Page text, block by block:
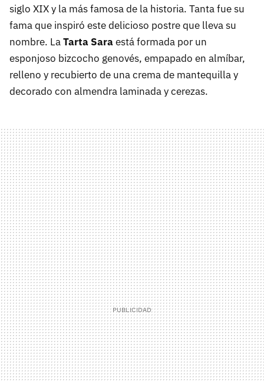
siglo XIX y la más famosa de la historia. Tanta fue su
fama que inspiró este delicioso postre que lleva su
nombre. LaTarta Saraestá formada por un
esponjoso bizcocho genovés, empapado en almíbar,
relleno y recubierto de una crema de mantequilla y
decorado con almendra laminada y cerezas.